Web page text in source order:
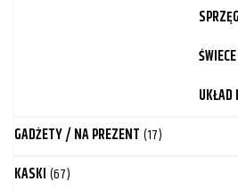
UKŁAD
GADŻETY / NA PREZENT (17)
KASKI (67)